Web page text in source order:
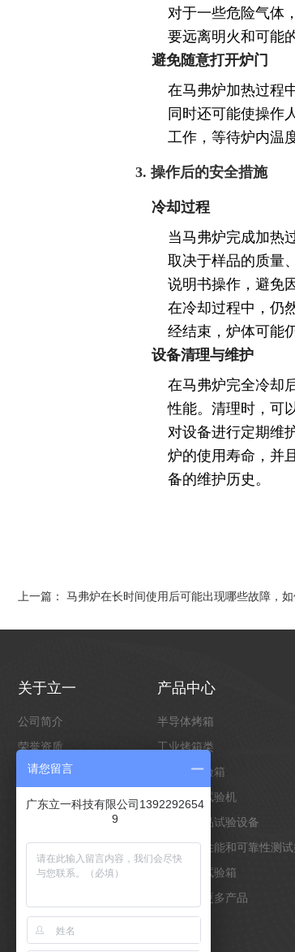
对于一些危险气体
要远离明火和可能
避免随意打开炉门
在马弗炉加热过程
同时还可能使操作
工作，等待炉内温
3. 操作后的安全措施
冷却过程
当马弗炉完成加热
取决于样品的质量
说明书操作，避免
在冷却过程中，仍
经结束，炉体可能
设备清理与维护
在马弗炉完全冷却
性能。清理时，可
对设备进行定期维
炉的使用寿命，并
备的维护历史。
上一篇： 马弗炉在长时间使用后可能出现哪些故障，
关于立一
公司简介
荣誉资质
企业形象
合作客户
非标定制
产品中心
半导体烤箱
工业烤箱类
环境类试验箱
万能材料试验机
电池类产品试验设备
物理材料性能和可靠性测
光照老化试验箱
点击查看更多产品
请您留言
广东立一科技有限公司1392292654
9